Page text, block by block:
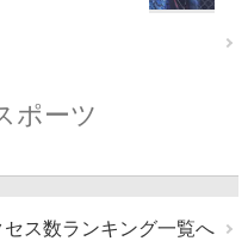
ポーツ
セス数ランキング一覧へ